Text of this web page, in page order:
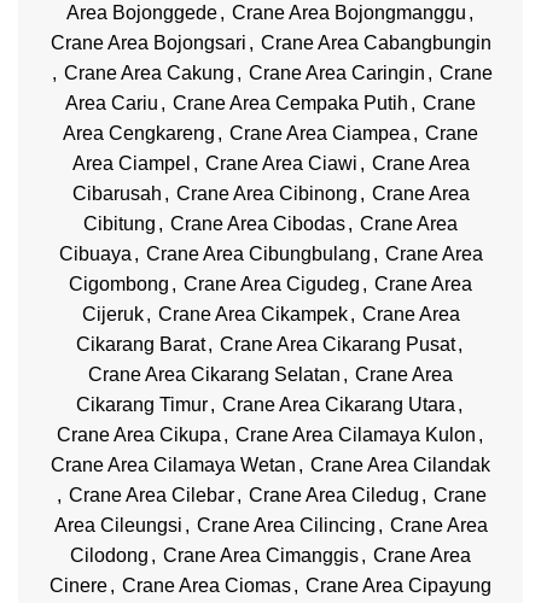
Area Bojonggede , Crane Area Bojongmanggu ,
Crane Area Bojongsari , Crane Area Cabangbungin
, Crane Area Cakung , Crane Area Caringin , Crane
Area Cariu , Crane Area Cempaka Putih , Crane
Area Cengkareng , Crane Area Ciampea , Crane
Area Ciampel , Crane Area Ciawi , Crane Area
Cibarusah , Crane Area Cibinong , Crane Area
Cibitung , Crane Area Cibodas, Crane Area
Cibuaya , Crane Area Cibungbulang , Crane Area
Cigombong , Crane Area Cigudeg , Crane Area
Cijeruk , Crane Area Cikampek , Crane Area
Cikarang Barat, Crane Area Cikarang Pusat,
Crane Area Cikarang Selatan , Crane Area
Cikarang Timur, Crane Area Cikarang Utara ,
Crane Area Cikupa , Crane Area Cilamaya Kulon ,
Crane Area Cilamaya Wetan , Crane Area Cilandak
, Crane Area Cilebar, Crane Area Ciledug , Crane
Area Cileungsi , Crane Area Cilincing , Crane Area
Cilodong , Crane Area Cimanggis, Crane Area
Cinere, Crane Area Ciomas, Crane Area Cipayung